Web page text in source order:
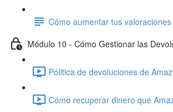
Cómo aumentar tus
Módulo 10 - Cómo Gestionar las
Pólitica de devoluciones de
Cómo recuperar dinero que